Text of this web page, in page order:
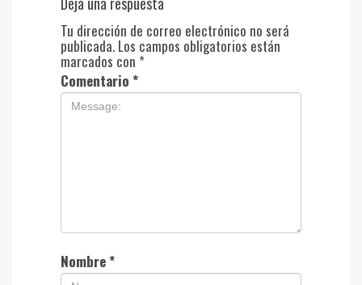
Tu dirección de correo electrónico no será
publicada. Los campos obligatorios están
marcados con *
Comentario *
Nombre*